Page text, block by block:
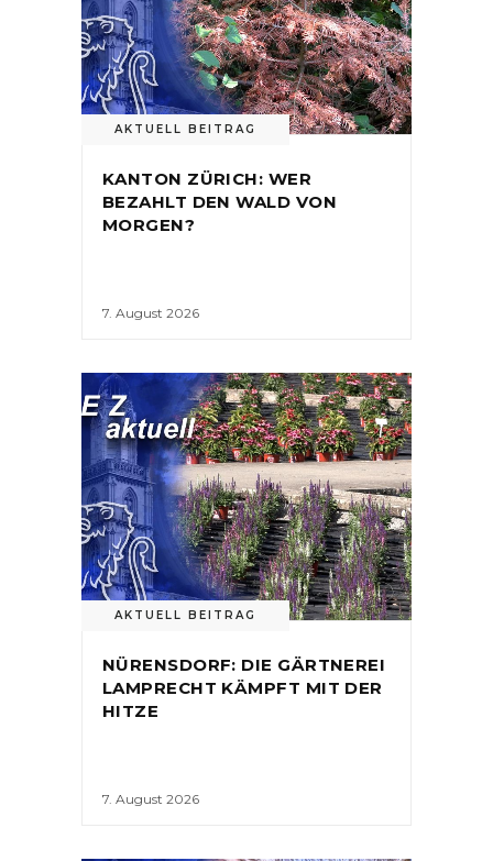
AKTUELL BEITRAG
KANTON ZÜRICH: WER
BEZAHLT DEN WALD VON
MORGEN?
7. August 2026
AKTUELL BEITRAG
NÜRENSDORF: DIE GÄRTNEREI
LAMPRECHT KÄMPFT MIT DER
HITZE
7. August 2026